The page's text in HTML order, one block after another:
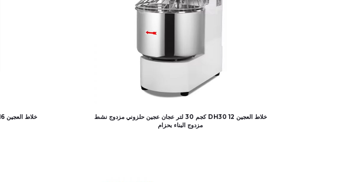
خلاط العجين DH30 12 كجم 30 لتر عجان عجين حلزوني مزدوج نشط
مزدوج البناء بحزام